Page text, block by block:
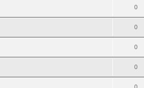
0
0
0
0